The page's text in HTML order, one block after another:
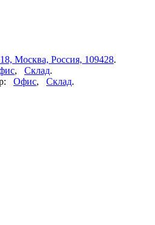
Москва, Россия, 109428.
, Склад.
Офис, Склад.